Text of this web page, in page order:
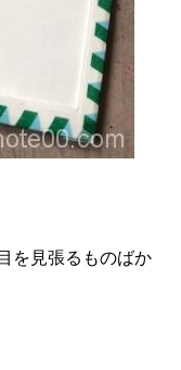
を見張るものばか